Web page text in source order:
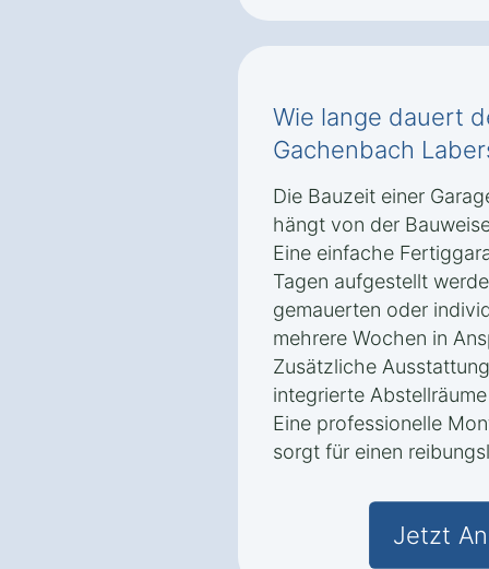
Wie lange dauert
Gachenbach
Die Bauzeit einer
hängt von der
Eine einfache
Tagen aufgestellt
gemauerten oder
mehrere Wochen in
Zusätzliche
integrierte
Eine professionelle
sorgt für einen
Jetzt